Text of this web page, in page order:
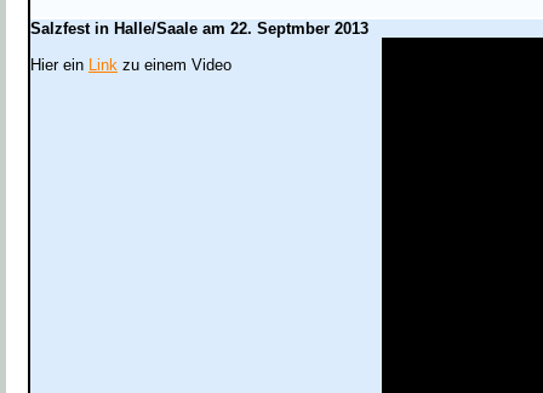
Salzfest in Halle/Saale am 22. Septmber 2013
Hier ein Link zu einem Video